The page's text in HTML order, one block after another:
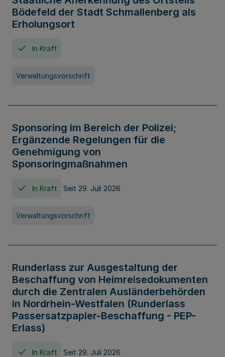
Bödefeld der Stadt Schmallenberg als
Erholungsort
In Kraft
Verwaltungsvorschrift
Sponsoring im Bereich der Polizei;
Ergänzende Regelungen für die
Genehmigung von
Sponsoringmaßnahmen
In Kraft Seit 29. Juli 2026
Verwaltungsvorschrift
Runderlass zur Ausgestaltung der
Beschaffung von Heimreisedokumenten
durch die Zentralen Ausländerbehörden
in Nordrhein-Westfalen (Runderlass
Passersatzpapier-Beschaffung - PEP-
Erlass)
In Kraft Seit 29. Juli 2026